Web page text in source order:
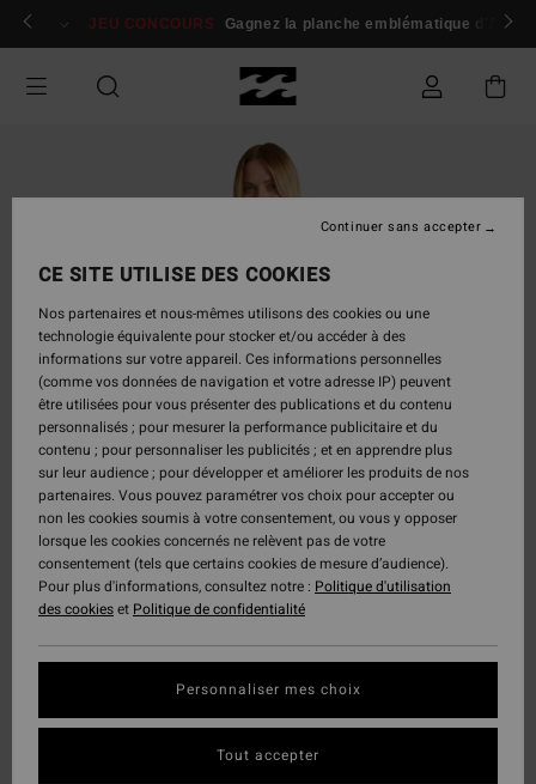
Passer
Se connecter / s'inscrire
JEU CONCOURS Gagnez la planche emblématique d'Andy
CE SITE UTILISE DES COOKIES
Nos partenaires et nous-mêmes utilisons des cookies ou une
technologie équivalente pour stocker et/ou accéder à des
informations sur votre appareil. Ces informations personnelles
(comme vos données de navigation et votre adresse IP) peuvent
être utilisées pour vous présenter des publications et du contenu
personnalisés ; pour mesurer la performance publicitaire et du
contenu ; pour personnaliser les publicités ; et en apprendre plus
sur leur audience ; pour développer et améliorer les produits de nos
partenaires. Vous pouvez paramétrer vos choix pour accepter ou
non les cookies soumis à votre consentement, ou vous y opposer
lorsque les cookies concernés ne relèvent pas de votre
consentement (tels que certains cookies de mesure d’audience).
Pour plus d'informations, consultez notre : Politique d'utilisation
des cookieset Politique de confidentialité
Personnaliser mes choix
Continuer sans accepter
Tout accepter